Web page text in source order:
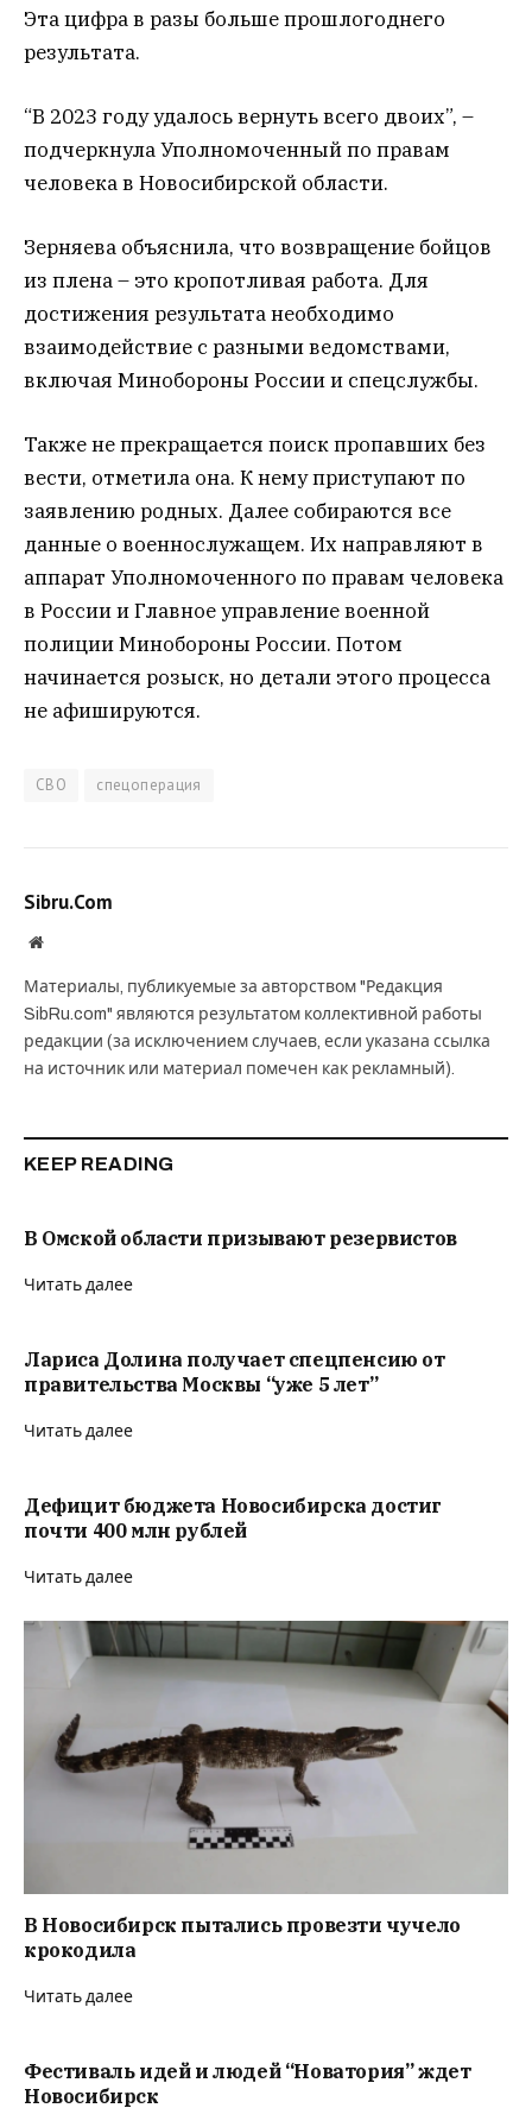
Эта цифра в разы больше прошлогоднего
результата.
“В 2023 году удалось вернуть всего двоих”, –
подчеркнула Уполномоченный по правам
человека в Новосибирской области.
Зерняева объяснила, что возвращение бойцов
из плена – это кропотливая работа. Для
достижения результата необходимо
взаимодействие с разными ведомствами,
включая Минобороны России и спецслужбы.
Также не прекращается поиск пропавших без
вести, отметила она. К нему приступают по
заявлению родных. Далее собираются все
данные о военнослужащем. Их направляют в
аппарат Уполномоченного по правам человека
в России и Главное управление военной
полиции Минобороны России. Потом
начинается розыск, но детали этого процесса
не афишируются.
СВО спецоперация
Sibru.Com
Website
Материалы, публикуемые за авторством "Редакция
SibRu.com" являются результатом коллективной работы
редакции (за исключением случаев, если указана ссылка
на источник или материал помечен как рекламный).
KEEP READING
В Омской области призывают резервистов
Читать далее
Лариса Долина получает спецпенсию от
правительства Москвы “уже 5 лет”
Читать далее
Дефицит бюджета Новосибирска достиг
почти 400 млн рублей
Читать далее
В Новосибирск пытались провезти чучело
крокодила
Читать далее
Фестиваль идей и людей “Новатория” ждет
Новосибирск